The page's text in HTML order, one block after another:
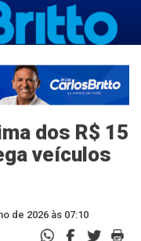
dos R$ 15
veículos
de 2026 às 07:10